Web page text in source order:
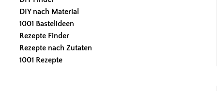
DIY nach Material
1001 Bastelideen
Rezepte Finder
Rezepte nach Zutaten
1001 Rezepte